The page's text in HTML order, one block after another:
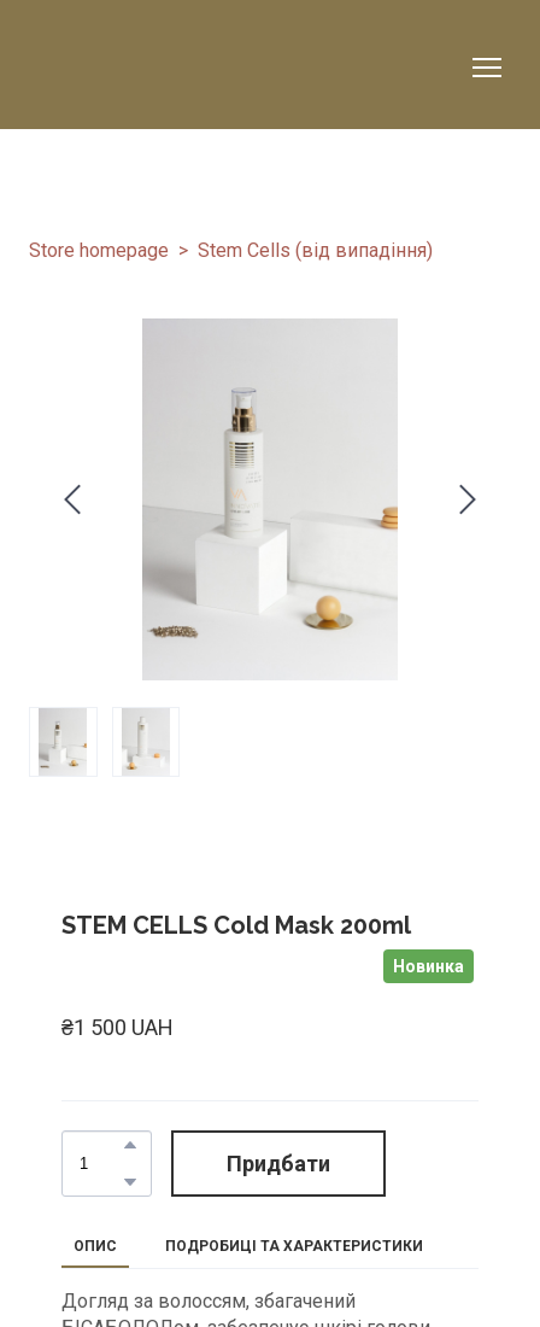
Store homepage Stem Cells (від випадіння)
STEM CELLS Cold Mask 200ml
Новинка
₴1 500 UAH
Придбати
ОПИС ПОДРОБИЦІ ТА ХАРАКТЕРИСТИКИ
Догляд за волоссям, збагачений